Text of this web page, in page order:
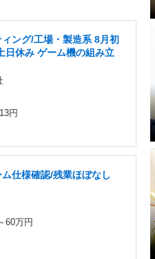
ング/工場・製造系 8月初
日休み ゲーム機の組み立
円
仕様確認/残業ほぼなし
60万円